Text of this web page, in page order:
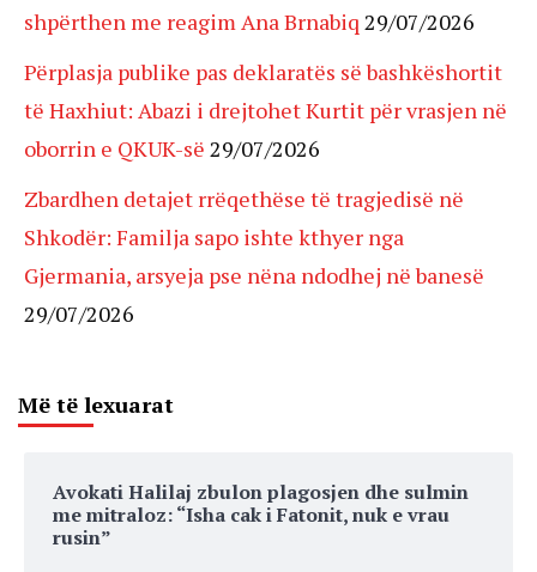
shpërthen me reagim Ana Brnabiq 29/07/2026
Përplasja publike pas deklaratës së bashkëshortit
të Haxhiut: Abazi i drejtohet Kurtit për vrasjen në
oborrin e QKUK-së 29/07/2026
Zbardhen detajet rrëqethëse të tragjedisë në
Shkodër: Familja sapo ishte kthyer nga
Gjermania, arsyeja pse nëna ndodhej në banesë
29/07/2026
Më të lexuarat
Avokati Halilaj zbulon plagosjen dhe sulmin
me mitraloz: “Isha cak i Fatonit, nuk e vrau
rusin”